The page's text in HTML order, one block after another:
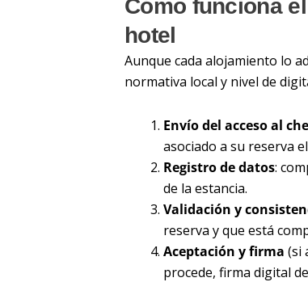
Cómo funciona
hotel
Aunque cada alojamiento lo
normativa local y nivel de
Envío del acceso al
asociado a su reserva
Registro de datos:
de la estancia.
Validación y
reserva y que está
Aceptación y firma (si
procede, firma digital